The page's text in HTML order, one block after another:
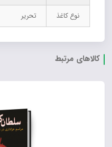
نوع کاغذ
تحریر
کالاهای مرتبط